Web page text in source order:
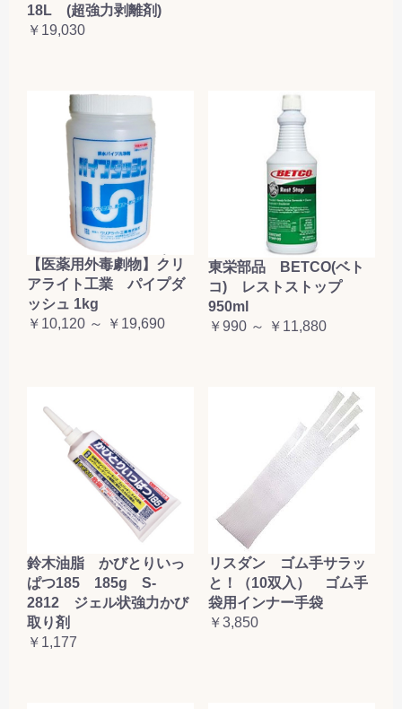
18L (超強力剥離剤)
￥19,030
【医薬用外毒劇物】クリ
アライト工業 パイプダ
ッシュ 1kg
￥10,120 ～ ￥19,690
東栄部品 BETCO(ベト
コ) レストストップ
950ml
￥990 ～ ￥11,880
鈴木油脂 かびとりいっ
ぱつ185 185g S-
2812 ジェル状強力かび
取り剤
￥1,177
リスダン ゴム手サラッ
と！（10双入） ゴム手
袋用インナー手袋
￥3,850